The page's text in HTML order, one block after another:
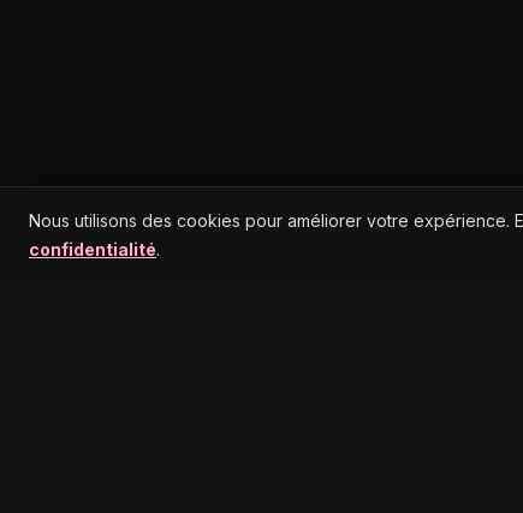
Nous utilisons des cookies pour améliorer votre expérience.
confidentialité.